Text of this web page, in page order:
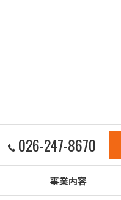
026-247-8670
事業内容